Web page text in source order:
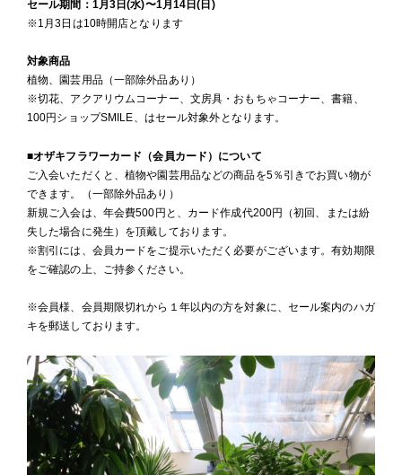
セール期間：1月3日(水)〜1月14日(日)
※1月3日は10時開店となります
対象商品
植物、園芸用品（一部除外品あり）
※切花、アクアリウムコーナー、文房具・おもちゃコーナー、書籍、
100円ショップSMILE、はセール対象外となります。
■オザキフラワーカード（会員カード）について
ご入会いただくと、植物や園芸用品などの商品を5％引きでお買い物が
できます。（一部除外品あり）
新規ご入会は、年会費500円と、カード作成代200円（初回、または紛
失した場合に発生）を頂戴しております。
※割引には、会員カードをご提示いただく必要がございます。有効期限
をご確認の上、ご持参ください。
※会員様、会員期限切れから１年以内の方を対象に、セール案内のハガ
キを郵送しております。